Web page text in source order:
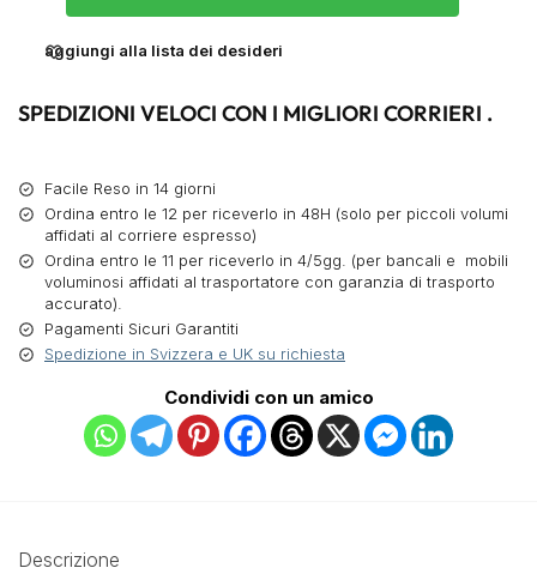
aggiungi alla lista dei desideri
SPEDIZIONI VELOCI CON I MIGLIORI CORRIERI .
Facile Reso in 14 giorni
Ordina entro le 12 per riceverlo in 48H (solo per piccoli volumi
affidati al corriere espresso)
Ordina entro le 11 per riceverlo in 4/5gg. (per bancali e mobili
voluminosi affidati al trasportatore con garanzia di trasporto
accurato).
Pagamenti Sicuri Garantiti
Spedizione in Svizzera e UK su richiesta
Condividi con un amico
Descrizione